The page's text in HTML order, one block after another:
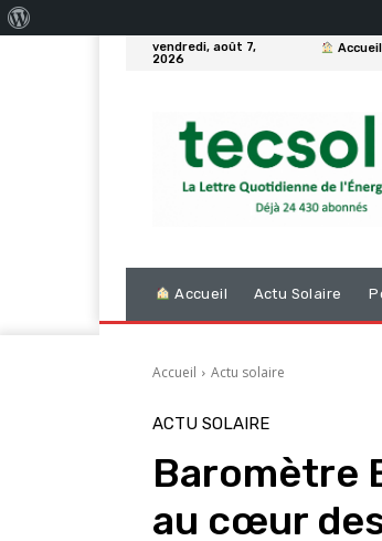
vendredi, août 7,
2026
Accueil
Accueil Actu Solaire
Accueil Actu solaire
ACTU SOLAIRE
Baromètre
au cœur